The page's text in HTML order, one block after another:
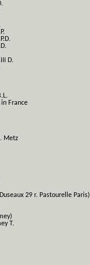
D.
France
Metz
29 r. Pastourelle Paris)
T.